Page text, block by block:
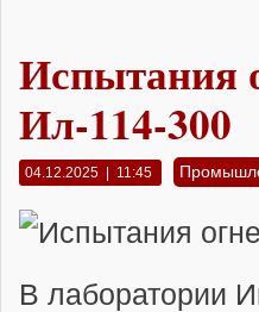
Испытания
Ил-114-300
04.12.2025 | 11:45
В лаборатории